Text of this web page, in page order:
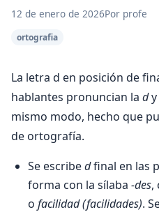
12 de enero de 2026Por profe
ortografia
La letra d en posición de
hablantes pronuncian la dy
mismo modo, hecho que
de ortografía.
Se escribedfinal en las
forma con la sílaba -des,
o facilidad(facilidades).